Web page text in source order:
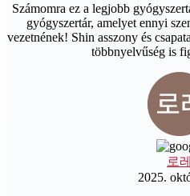
Számomra ez a legjobb
gyógyszertár, amelyet ennyi
vezetnének! Shin asszony és
többnyelvűség is
로레
2025.